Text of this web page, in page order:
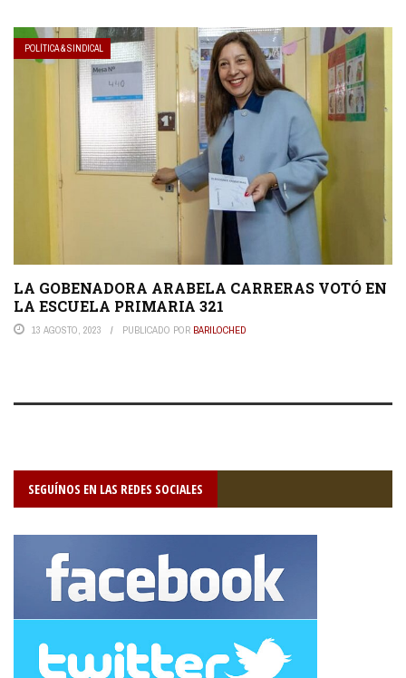
POLÍTICA & SINDICAL
LA GOBENADORA ARABELA CARRERAS VOTÓ EN
LA ESCUELA PRIMARIA 321
13 AGOSTO, 2023 PUBLICADO POR BARILOCHED
SEGUÍNOS EN LAS REDES SOCIALES